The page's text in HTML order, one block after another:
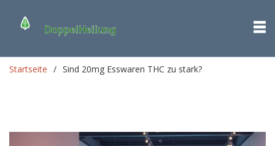
Startseite Sind 20mg Esswaren THC zu stark?